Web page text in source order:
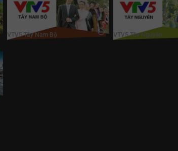
VTV5 Tây Nam Bộ
VTV5 Tây Nam Bộ
VTV5 Tây Nguyên
VTV5 Tây Nguyên